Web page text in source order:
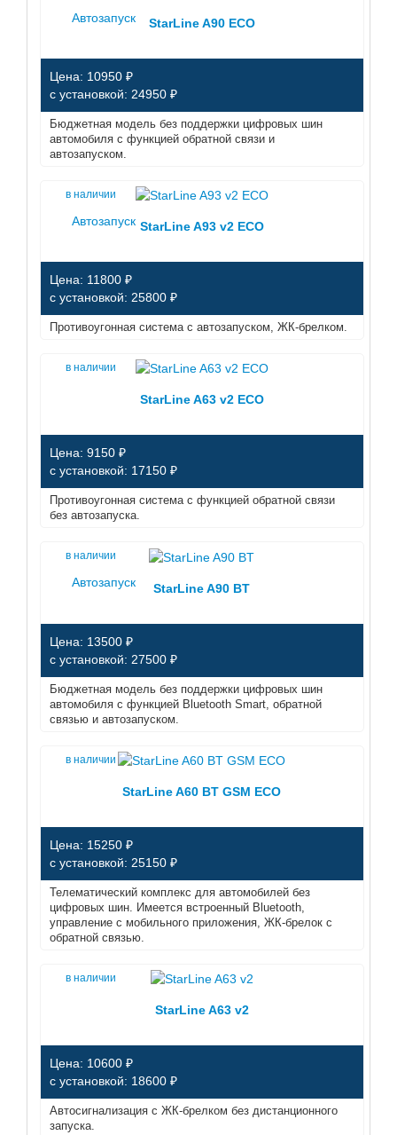
Автозапуск StarLine A90 ECO
Цена: 10950 ₽
с установкой: 24950 ₽
Бюджетная модель без поддержки цифровых шин
автомобиля с функцией обратной связи и
автозапуском.
в наличии
Автозапуск StarLine A93 v2 ECO
Цена: 11800 ₽
с установкой: 25800 ₽
Противоугонная система с автозапуском, ЖК-брелком.
в наличии
StarLine A63 v2 ECO
Цена: 9150 ₽
с установкой: 17150 ₽
Противоугонная система с функцией обратной связи
без автозапуска.
в наличии
Автозапуск StarLine A90 BT
Цена: 13500 ₽
с установкой: 27500 ₽
Бюджетная модель без поддержки цифровых шин
автомобиля с функцией Bluetooth Smart, обратной
связью и автозапуском.
в наличии
StarLine A60 BT GSM ECO
Цена: 15250 ₽
с установкой: 25150 ₽
Телематический комплекс для автомобилей без
цифровых шин. Имеется встроенный Bluetooth,
управление с мобильного приложения, ЖК-брелок с
обратной связью.
в наличии
StarLine A63 v2
Цена: 10600 ₽
с установкой: 18600 ₽
Автосигнализация с ЖК-брелком без дистанционного
запуска.